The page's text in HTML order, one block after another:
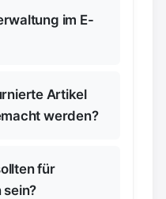
im E-
Artikel
werden?
für
sein?